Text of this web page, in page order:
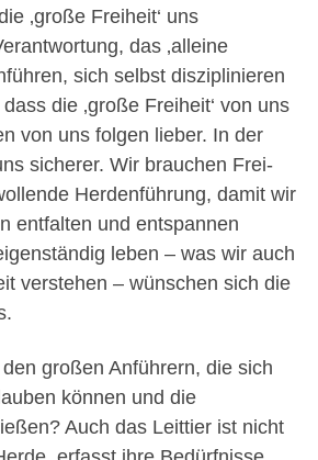
‚große Freiheit‘ uns
das ‚alleine
sich selbst disziplinieren
die ‚große Freiheit‘ von uns
von uns folgen lieber. In der
sicherer. Wir brauchen Frei-
Herdenführung, damit wir
entfalten und entspannen
leben – was wir auch
verstehen – wünschen sich die
großen Anführern, die sich
können und die
Auch das Leittier ist nicht